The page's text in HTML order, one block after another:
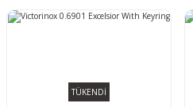
TÜKENDİ